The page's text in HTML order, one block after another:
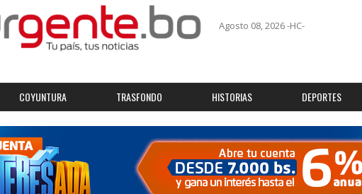
Agosto 08, 2026 -HC-
COYUNTURA TRASFONDO HISTORIAS DEPORTES